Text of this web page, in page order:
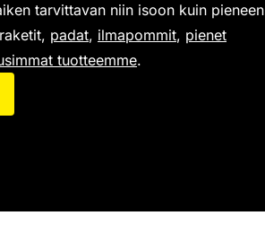
tarvittavan niin isoon kuin pieneen
raketit, padat, ilmapommit, pienet
tuotteemme.